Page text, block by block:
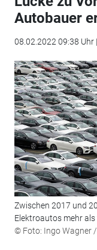
Autobauer
08.02.2022 09:38 Uhr
Zwischen 2017 und
Elektroautos mehr als
© Foto: Ingo Wagner